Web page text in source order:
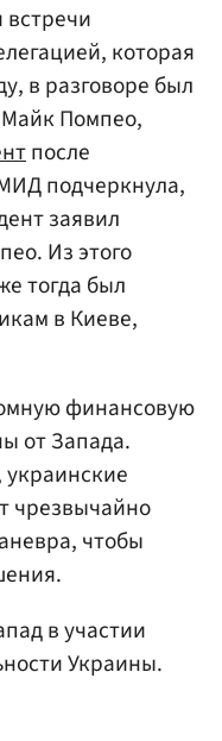
которая
в разговоре был
Помпео,
после
подчеркнула,
заявил
Из этого
тогда был
в Киеве,
финансовую
от Запада.
украинские
чрезвычайно
чтобы
в участии
Украины.